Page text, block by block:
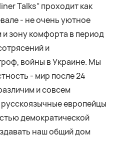
Talks” проходит как
- не очень уютное
зону комфорта в период
и
войны в Украине. Мы
- мир после 24
и совсем
европейцы
демократической
наш общий дом